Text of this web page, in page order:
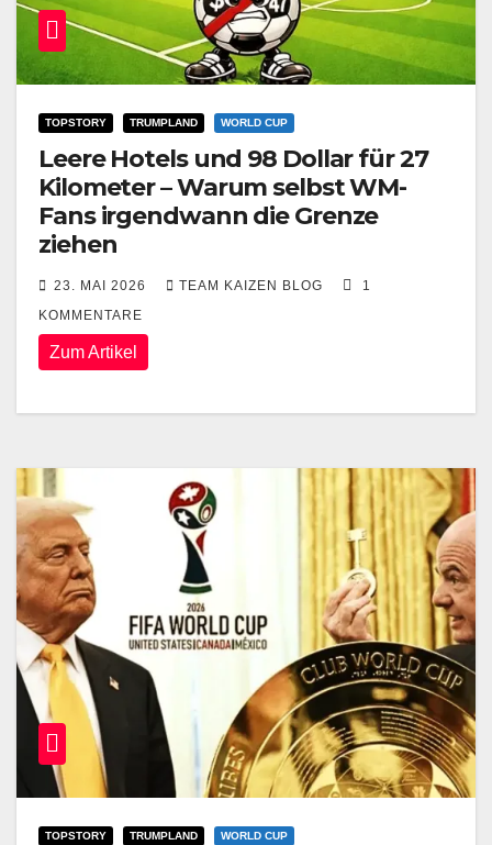
TOPSTORY TRUMPLAND WORLD CUP
Leere Hotels und 98 Dollar für 27
Kilometer – Warum selbst WM-
Fans irgendwann die Grenze
ziehen
23. MAI 2026 TEAM KAIZEN BLOG
1
KOMMENTARE
Zum Artikel
TOPSTORY TRUMPLAND WORLD CUP